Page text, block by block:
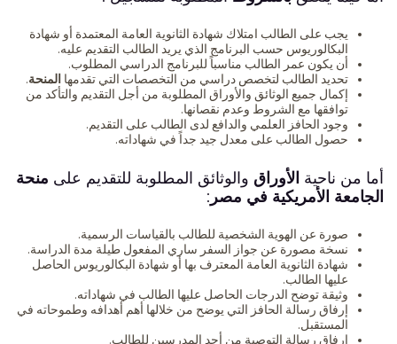
يجب على الطالب امتلاك شهادة الثانوية العامة المعتمدة أو شهادة
البكالوريوس حسب البرنامج الذي يريد الطالب التقديم عليه.
أن يكون عمر الطالب مناسباً للبرنامج الدراسي المطلوب.
تحديد الطالب لتخصص دراسي من التخصصات التي تقدمها المنحة.
إكمال جميع الوثائق والأوراق المطلوبة من أجل التقديم والتأكد من
توافقها مع الشروط وعدم نقصانها.
وجود الحافز العلمي والدافع لدى الطالب على التقديم.
حصول الطالب على معدل جيد جداً في شهاداته.
أما من ناحية الأوراق والوثائق المطلوبة للتقديم على منحة
الجامعة الأمريكية في مصر :
صورة عن الهوية الشخصية للطالب بالقياسات الرسمية.
نسخة مصورة عن جواز السفر ساري المفعول طيلة مدة الدراسة.
شهادة الثانوية العامة المعترف بها أو شهادة البكالوريوس الحاصل
عليها الطالب.
وثيقة توضح الدرجات الحاصل عليها الطالب في شهاداته.
إرفاق رسالة الحافز التي يوضح من خلالها أهم أهدافه وطموحاته في
المستقبل.
إرفاق رسالة التوصية من أحد المدرسين للطالب.